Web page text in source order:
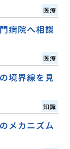
医療
病院へ相談
医療
境界線を見
知識
メカニズム